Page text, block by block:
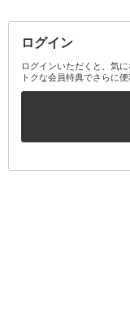
その他オーラルケア
ボディケアキット
その他キット・セット
ログイン
ログインいただくと、気
トクな会員特典でさらに